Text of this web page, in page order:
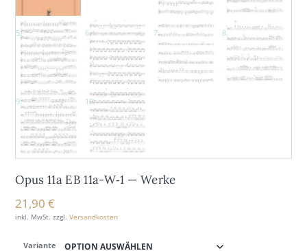
Opus 11a EB 11a-W‑1 — Wer­ke
21,90€
inkl. MwSt. zzgl.Versandkosten
Variante